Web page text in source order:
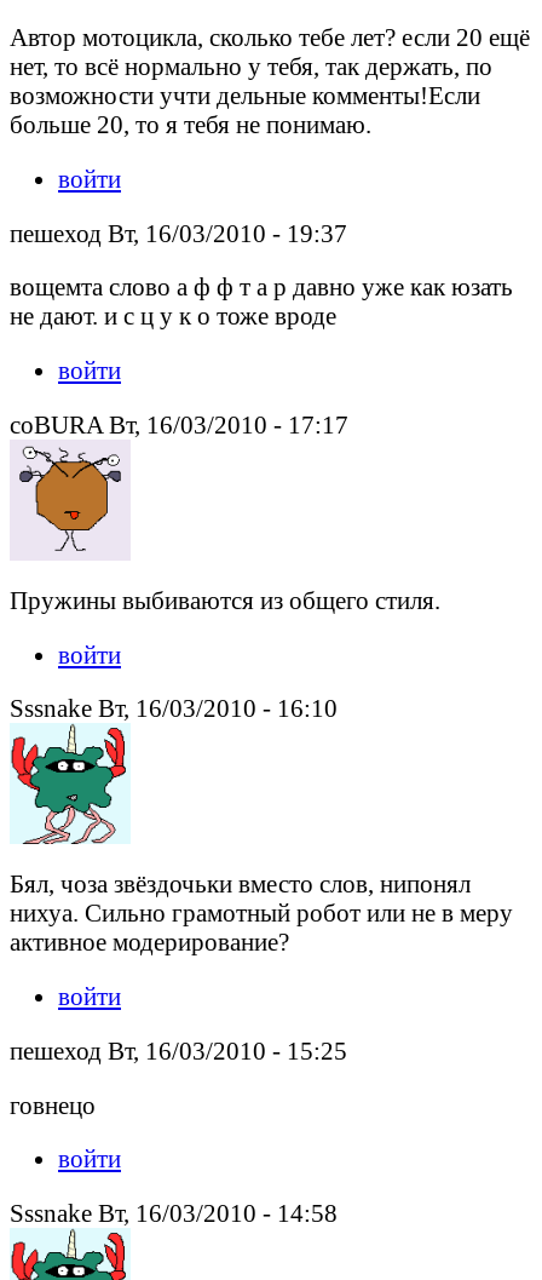
Автор мотоцикла, сколько тебе лет? если 20 ещё
нет, то всё нормально у тебя, так держать, по
возможности учти дельные комменты!Если
больше 20, то я тебя не понимаю.
войти
пешеход Вт, 16/03/2010 - 19:37
вощемта слово а ф ф т а р давно уже как юзать
не дают. и с ц у к о тоже вроде
войти
coBURA Вт, 16/03/2010 - 17:17
Пружины выбиваются из общего стиля.
войти
Sssnake Вт, 16/03/2010 - 16:10
Бял, чоза звёздочьки вместо слов, нипонял
нихуа. Сильно грамотный робот или не в меру
активное модерирование?
войти
пешеход Вт, 16/03/2010 - 15:25
говнецо
войти
Sssnake Вт, 16/03/2010 - 14:58